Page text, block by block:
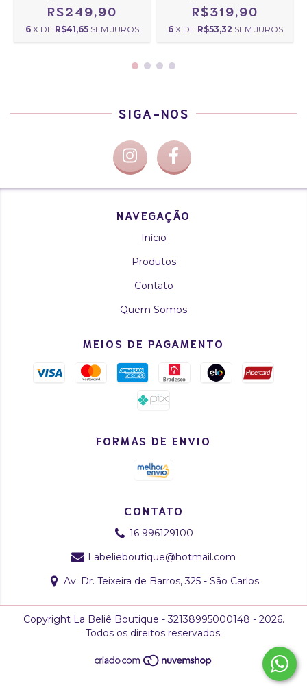
R$249,90
6 X DE R$41,65 SEM JUROS
R$319,90
6 X DE R$53,32 SEM JUROS
SIGA-NOS
NAVEGAÇÃO
Início
Produtos
Contato
Quem Somos
MEIOS DE PAGAMENTO
FORMAS DE ENVIO
CONTATO
16 996129100
Labelieboutique@hotmail.com
Av. Dr. Teixeira de Barros, 325 - São Carlos
Copyright La Beliê Boutique - 32138995000148 - 2026.
Todos os direitos reservados.